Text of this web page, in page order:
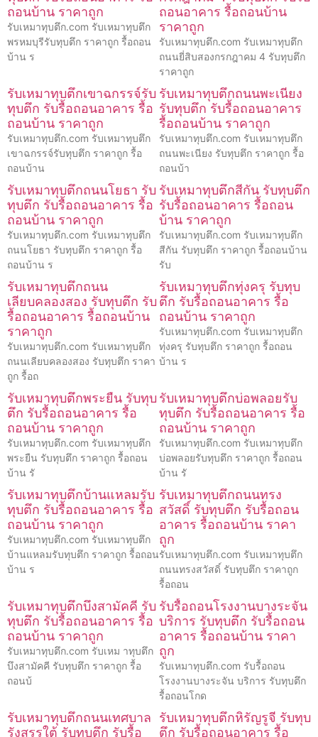
ถอนบ้าน ราคาถูก
รับเหมาทุบตึก.com รับเหมาทุบตึก
พรหมบุรีรับทุบตึก ราคาถูก รื้อถอน
บ้าน ร
ถอนอาคาร รื้อถอนบ้าน
ราคาถูก
รับเหมาทุบตึก.com รับเหมาทุบตึก
ถนนยี่สิบสองกรกฎาคม 4 รับทุบตึก
ราคาถูก
รับเหมาทุบตึกเขาฉกรรจ์รับ
ทุบตึก รับรื้อถอนอาคาร รื้อ
ถอนบ้าน ราคาถูก
รับเหมาทุบตึก.com รับเหมาทุบตึก
เขาฉกรรจ์รับทุบตึก ราคาถูก รื้อ
ถอนบ้าน
รับเหมาทุบตึกถนนพะเนียง
รับทุบตึก รับรื้อถอนอาคาร
รื้อถอนบ้าน ราคาถูก
รับเหมาทุบตึก.com รับเหมาทุบตึก
ถนนพะเนียง รับทุบตึก ราคาถูก รื้อ
ถอนบ้า
รับเหมาทุบตึกถนนโยธา รับ
ทุบตึก รับรื้อถอนอาคาร รื้อ
ถอนบ้าน ราคาถูก
รับเหมาทุบตึก.com รับเหมาทุบตึก
ถนนโยธา รับทุบตึก ราคาถูก รื้อ
ถอนบ้าน ร
รับเหมาทุบตึกสีกัน รับทุบตึก
รับรื้อถอนอาคาร รื้อถอน
บ้าน ราคาถูก
รับเหมาทุบตึก.com รับเหมาทุบตึก
สีกัน รับทุบตึก ราคาถูก รื้อถอนบ้าน
รับ
รับเหมาทุบตึกถนน
เลียบคลองสอง รับทุบตึก รับ
รื้อถอนอาคาร รื้อถอนบ้าน
ราคาถูก
รับเหมาทุบตึก.com รับเหมาทุบตึก
ถนนเลียบคลองสอง รับทุบตึก ราคา
ถูก รื้อถ
รับเหมาทุบตึกทุ่งครุ รับทุบ
ตึก รับรื้อถอนอาคาร รื้อ
ถอนบ้าน ราคาถูก
รับเหมาทุบตึก.com รับเหมาทุบตึก
ทุ่งครุ รับทุบตึก ราคาถูก รื้อถอน
บ้าน ร
รับเหมาทุบตึกพระยืน รับทุบ
ตึก รับรื้อถอนอาคาร รื้อ
ถอนบ้าน ราคาถูก
รับเหมาทุบตึก.com รับเหมาทุบตึก
พระยืน รับทุบตึก ราคาถูก รื้อถอน
บ้าน รั
รับเหมาทุบตึกบ่อพลอยรับ
ทุบตึก รับรื้อถอนอาคาร รื้อ
ถอนบ้าน ราคาถูก
รับเหมาทุบตึก.com รับเหมาทุบตึก
บ่อพลอยรับทุบตึก ราคาถูก รื้อถอน
บ้าน รั
รับเหมาทุบตึกบ้านแหลมรับ
ทุบตึก รับรื้อถอนอาคาร รื้อ
ถอนบ้าน ราคาถูก
รับเหมาทุบตึก.com รับเหมาทุบตึก
บ้านแหลมรับทุบตึก ราคาถูก รื้อถอน
บ้าน ร
รับเหมาทุบตึกถนนทรง
สวัสดิ์ รับทุบตึก รับรื้อถอน
อาคาร รื้อถอนบ้าน ราคา
ถูก
รับเหมาทุบตึก.com รับเหมาทุบตึก
ถนนทรงสวัสดิ์ รับทุบตึก ราคาถูก
รื้อถอน
รับเหมาทุบตึกบึงสามัคคี รับ
ทุบตึก รับรื้อถอนอาคาร รื้อ
ถอนบ้าน ราคาถูก
รับเหมาทุบตึก.com รับเหม าทุบตึก
บึงสามัคคี รับทุบตึก ราคาถูก รื้อ
ถอนบ้
รับรื้อถอนโรงงานบางระจัน
บริการ รับทุบตึก รับรื้อถอน
อาคาร รื้อถอนบ้าน ราคา
ถูก
รับเหมาทุบตึก.com รับรื้อถอน
โรงงานบางระจัน บริการ รับทุบตึก
รื้อถอนโกด
รับเหมาทุบตึกถนนเทศบาล
รังสรรใต้ รับทุบตึก รับรื้อ
รับเหมาทุบตึกหิรัญรูจี รับทุบ
ตึก รับรื้อถอนอาคาร รื้อ